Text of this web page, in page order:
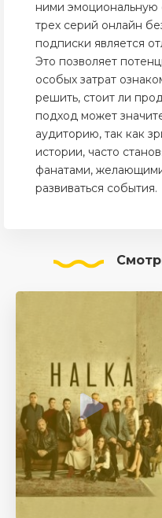
ними эмоциональную
трех серий онлайн
подписки является
Это позволяет
особых затрат
решить, стоит ли
подход может
аудиторию, так как
истории, часто
фанатами,
развиваться события.